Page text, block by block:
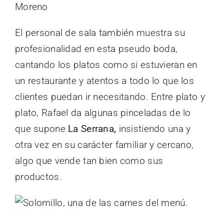
Moreno
El personal de sala también muestra su
profesionalidad en esta pseudo boda,
cantando los platos como si estuvieran en
un restaurante y atentos a todo lo que los
clientes puedan ir necesitando. Entre plato y
plato, Rafael da algunas pinceladas de lo
que supone La Serrana, insistiendo una y
otra vez en su carácter familiar y cercano,
algo que vende tan bien como sus
productos.